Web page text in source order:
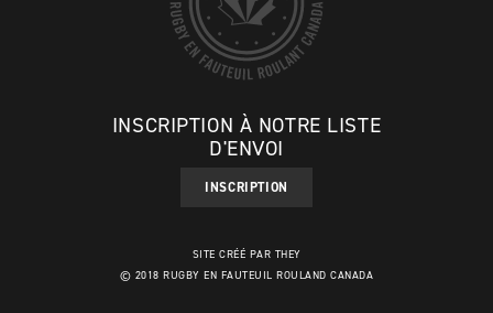
INSCRIPTION À NOTRE LISTE
D'ENVOI
INSCRIPTION
SITE CRÉÉ PAR THEY
© 2018 RUGBY EN FAUTEUIL ROULAND CANADA